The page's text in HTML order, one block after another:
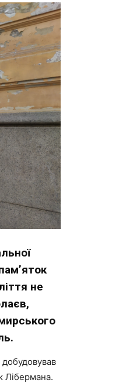
не
Лібермана.